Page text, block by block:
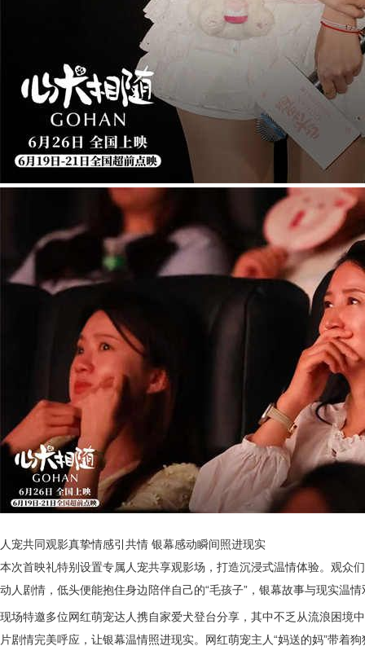
人宠共同观影真挚情感引 共情 银幕感动瞬间照进现实
本次首映礼特别设置专属 人宠共享观影场 ，打造沉浸式温情体验。观众
动人剧情，低头便能抱住身边陪伴自己的“毛孩子”，银幕故事与现实温
现场特邀多位网红萌宠达人携自家爱犬登台分享，其中不乏从流浪困境
片剧情完美呼应，让银幕温情照进现实。网红萌宠主人“妈送的妈”带着